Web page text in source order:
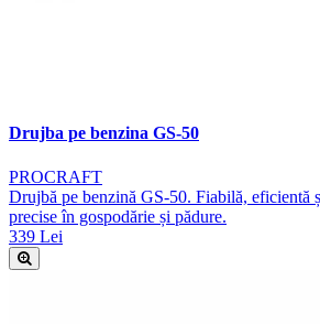
Drujba pe benzina GS-50
PROCRAFT
Drujbă pe benzină GS-50. Fiabilă, eficientă
precise în gospodărie și pădure.
339 Lei